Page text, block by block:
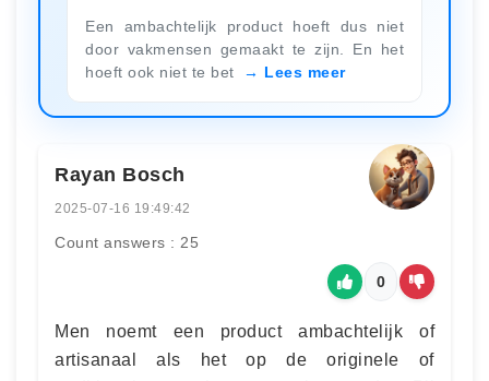
Een ambachtelijk product hoeft dus niet
door vakmensen gemaakt te zijn. En het
hoeft ook niet te bet
Lees meer
Rayan Bosch
2025-07-16 19:49:42
Count answers : 25
0
Men noemt een product ambachtelijk of
artisanaal als het op de originele of